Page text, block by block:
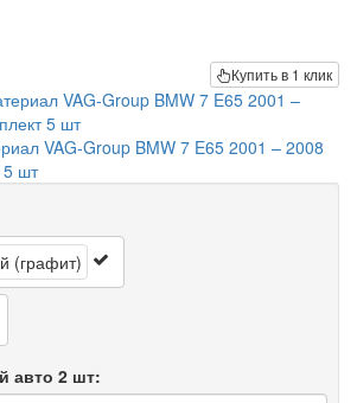
Купить в 1 клик
VAG-Group BMW 7 E65 2001 – 2008
5 шт
авто 2 шт: